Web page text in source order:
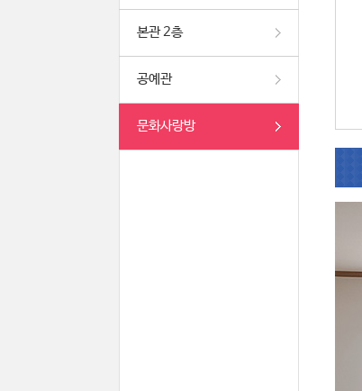
본관 2층
공예관
문화사랑방